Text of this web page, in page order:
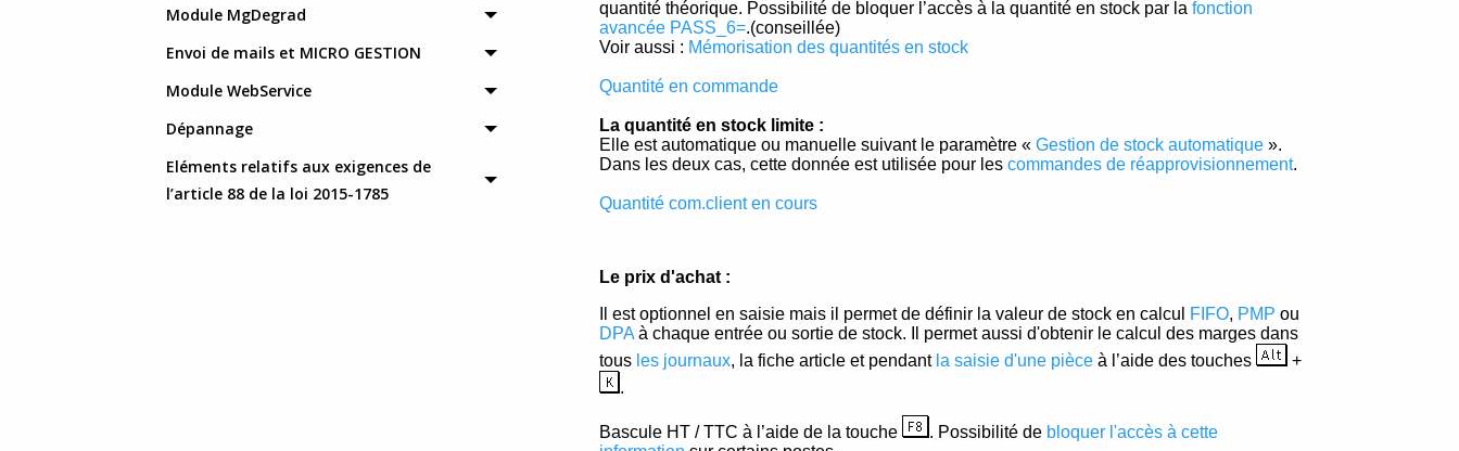
Module MgDegrad
Envoi de mails et MICRO GESTION
Module WebService
Dépannage
Eléments relatifs aux exigences de
l’article 88 de la loi 2015-1785